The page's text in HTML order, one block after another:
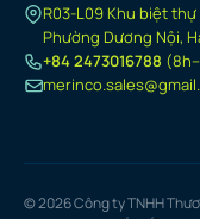
R03-L09 Khu biệt
Phường Dương Nội,
+84 2473016788
© 2026 Công ty TNHH